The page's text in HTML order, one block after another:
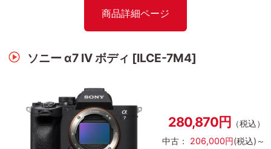
商品詳細ページ
ソニー α7 IV ボディ [ILCE-7M4]
280,870円 （税込）
中古： 206,000円(税込)～